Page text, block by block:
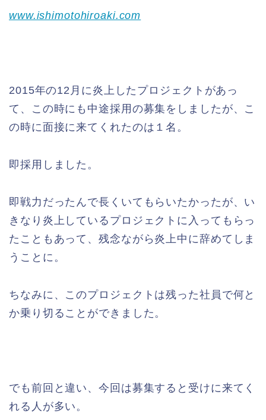
www.ishimotohiroaki.com
2015年の12月に炎上したプロジェクトがあっ
て、この時にも中途採用の募集をしましたが、こ
の時に面接に来てくれたのは１名。
即採用しました。
即戦力だったんで長くいてもらいたかったが、い
きなり炎上しているプロジェクトに入ってもらっ
たこともあって、残念ながら炎上中に辞めてしま
うことに。
ちなみに、このプロジェクトは残った社員で何と
か乗り切ることができました。
でも前回と違い、今回は募集すると受けに来てく
れる人が多い。